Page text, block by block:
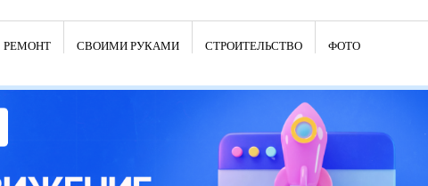
Свежие записи
Японские кухонные ножи: традиции древних самураев
Элитные кухни: стилевые особенности
Элитная посуда для кухни – гордость любой хозяйки
Шкаф-пенал для кухни по инструкции
Электропроводка на кухне: планирование и монтаж
Что представляет собой столовая группа для кухни
Школа ремонта кухни
РЕМОНТ СВОИМИ РУКАМИ СТРОИТЕЛЬСТВО ФОТО